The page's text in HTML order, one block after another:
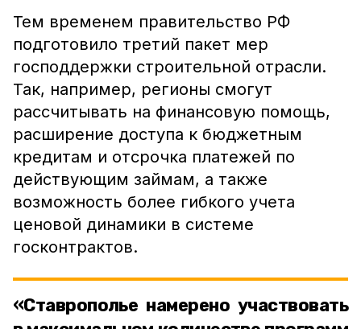
Тем временем правительство РФ
подготовило третий пакет мер
господдержки строительной отрасли.
Так, например, регионы смогут
рассчитывать на финансовую помощь,
расширение доступа к бюджетным
кредитам и отсрочка платежей по
действующим займам, а также
возможность более гибкого учета
ценовой динамики в системе
госконтрактов.
«Ставрополье намерено участвовать